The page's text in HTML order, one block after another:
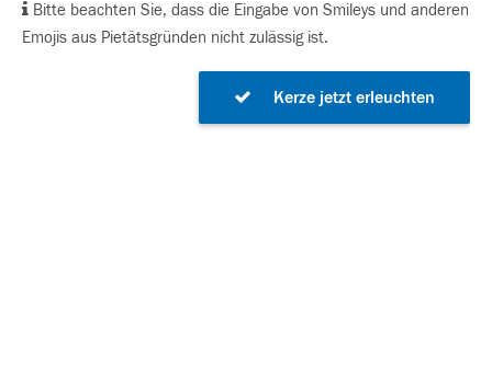
Bitte beachten Sie, dass die Eingabe von Smileys und anderen
Emojis aus Pietätsgründen nicht zulässig ist.
Kerze jetzt erleuchten